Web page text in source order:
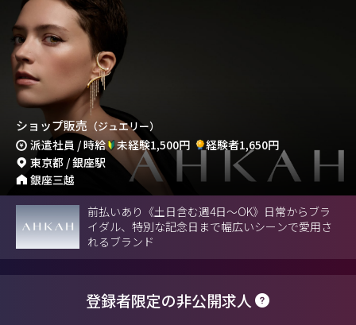
ショップ販売 （ジュエリー）
派遣社員 / 時給 未経験1,500円
経験者1,650円
東京都 / 銀座駅
銀座三越
前払いあり《土日含む週4日～OK》日常からブラ
イダル、特別な記念日まで幅広いシーンで愛用さ
れるブランド
登録者限定の非公開求人